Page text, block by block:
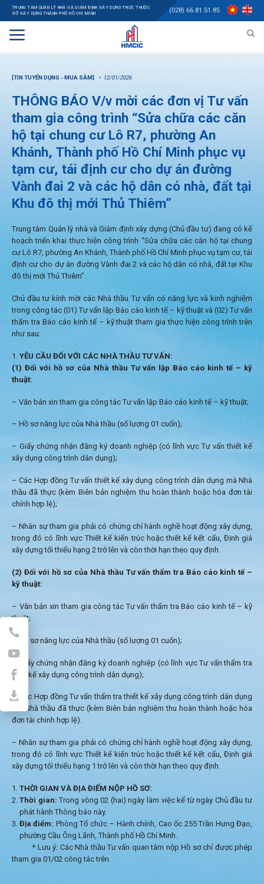
TRUNG TÂM QUẢN LÝ NHÀ VÀ GIÁM ĐỊNH XÂY DỰNG TRỰC THUỘC
SỞ XÂY DỰNG THÀNH PHỐ HỒ CHÍ MINH
(028) 66.81.51.85
[TIN TUYỂN DỤNG - MUA SẮM] 12/01/2026
THÔNG BÁO V/v mời các đơn vị Tư vấn
tham gia công trình “Sửa chữa các căn
hộ tại chung cư Lô R7, phường An
Khánh, Thành phố Hồ Chí Minh phục vụ
tạm cư, tái định cư cho dự án đường
Vành đai 2 và các hộ dân có nhà, đất tại
Khu đô thị mới Thủ Thiêm”
Trung tâm Quản lý nhà và Giám định xây dựng (Chủ đầu tư) đang có kế
hoạch triển khai thực hiện công trình “Sửa chữa các căn hộ tại chung
cư Lô R7, phường An Khánh, Thành phố Hồ Chí Minh phục vụ tạm cư, tái
định cư cho dự án đường Vành đai 2 và các hộ dân có nhà, đất tại Khu
đô thị mới Thủ Thiêm”.
Chủ đầu tư kính mời các Nhà thầu Tư vấn có năng lực và kinh nghiệm
trong công tác (01) Tư vấn lập Báo cáo kinh tế – kỹ thuật và (02) Tư vấn
thẩm tra Báo cáo kinh tế – kỹ thuật tham gia thực hiện công trình trên
như sau:
YÊU CẦU ĐỐI VỚI CÁC NHÀ THẦU TƯ VẤN:
(1) Đối với hồ sơ của Nhà thầu Tư vấn lập Báo cáo kinh tế – kỹ
thuật:
– Văn bản xin tham gia công tác Tư vấn lập Báo cáo kinh tế – kỹ thuật;
– Hồ sơ năng lực của Nhà thầu (số lượng 01 cuốn);
– Giấy chứng nhận đăng ký doanh nghiệp (có lĩnh vực Tư vấn thiết kế
xây dụng công trình dân dụng);
– Các Hợp đồng Tư vấn thiết kế xây dụng công trình dân dụng mà Nhà
thầu đã thực (kèm Biên bản nghiệm thu hoàn thành hoặc hóa đơn tài
chính hợp lệ);
– Nhân sự tham gia phải có chứng chỉ hành nghề hoạt động xây dựng,
trong đó có lĩnh vực Thiết kế kiến trúc hoặc thiết kế kết cấu, Định giá
xây dựng tối thiểu hạng 2 trở lên và còn thời hạn theo quy định.
(2) Đối với hồ sơ của Nhà thầu Tư vấn thẩm tra Báo cáo kinh tế –
kỹ thuật:
– Văn bản xin tham gia công tác Tư vấn thẩm tra Báo cáo kinh tế – kỹ
thuật;
– Hồ sơ năng lực của Nhà thầu (số lượng 01 cuốn);
– Giấy chứng nhận đăng ký doanh nghiệp (có lĩnh vực Tư vấn thẩm tra
thiết kế xây dụng công trình dân dụng);
– Các Hợp đồng Tư vấn thẩm tra thiết kế xây dụng công trình dân dụng
mà Nhà thầu đã thực (kèm Biên bản nghiệm thu hoàn thành hoặc hóa
đơn tài chính hợp lệ).
– Nhân sự tham gia phải có chứng chỉ hành nghề hoạt động xây dựng,
trong đó có lĩnh vực Thiết kế kiến trúc hoặc thiết kế kết cấu, Định giá
xây dựng tối thiểu hạng 1 trở lên và còn thời hạn theo quy định.
THỜI GIAN VÀ ĐỊA ĐIỂM NỘP HỒ SƠ:
Thời gian: Trong vòng 02 (hai) ngày làm việc kể từ ngày Chủ đầu tư
phát hành Thông báo này.
Địa điểm: Phòng Tổ chức – Hành chính, Cao ốc 255 Trần Hưng Đạo,
phường Cầu Ông Lãnh, Thành phố Hồ Chí Minh.
* Lưu ý: Các Nhà thầu Tư vấn quan tâm nộp Hồ sơ chỉ được phép
tham gia 01/02 công tác trên.